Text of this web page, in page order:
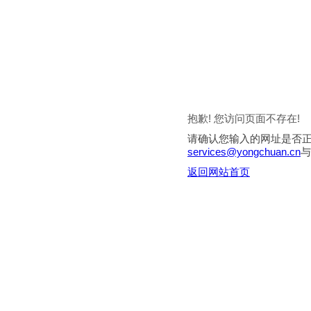
抱歉! 您访问页面不存在!
请确认您输入的网址是否
services@yongchuan.cn
返回网站首页